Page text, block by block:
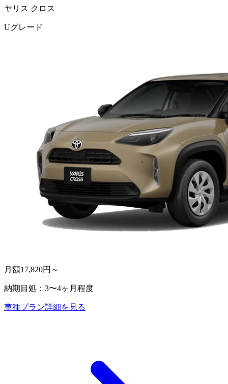
ヤリス クロス
Uグレード
月額17,820円～
納期目処： 3〜4ヶ月程度
車種プラン詳細を見る